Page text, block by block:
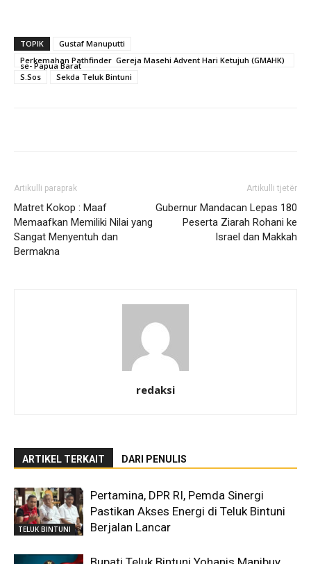
TOPIK
Gustaf Manuputti
Perkemahan Pathfinder Gereja Masehi Advent Hari Ketujuh (GMAHK)
se- Papua Barat
S.Sos
Sekda Teluk Bintuni
Artikulli paraprak
Matret Kokop : Maaf
Memaafkan Memiliki Nilai yang
Sangat Menyentuh dan
Bermakna
Artikulli tjetër
Gubernur Mandacan Lepas 180
Peserta Ziarah Rohani ke
Israel dan Makkah
redaksi
ARTIKEL TERKAIT DARI PENULIS
TELUK BINTUNI
Pertamina, DPR RI, Pemda Sinergi
Pastikan Akses Energi di Teluk Bintuni
Berjalan Lancar